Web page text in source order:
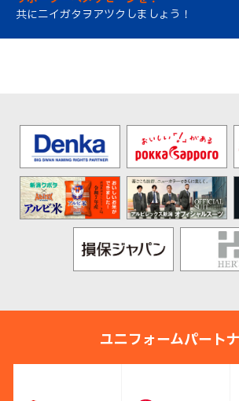
共にニイガタヲアツクしましょう！
ユニフォームパート